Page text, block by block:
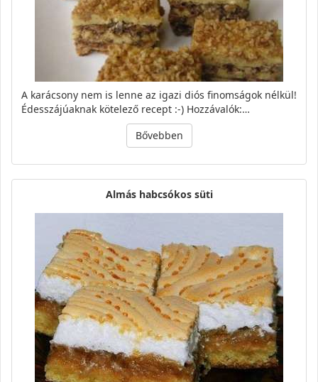
A karácsony nem is lenne az igazi diós finomságok nélkül!
Édesszájúaknak kötelező recept :-) Hozzávalók:…
Bővebben
Almás habcsókos süti